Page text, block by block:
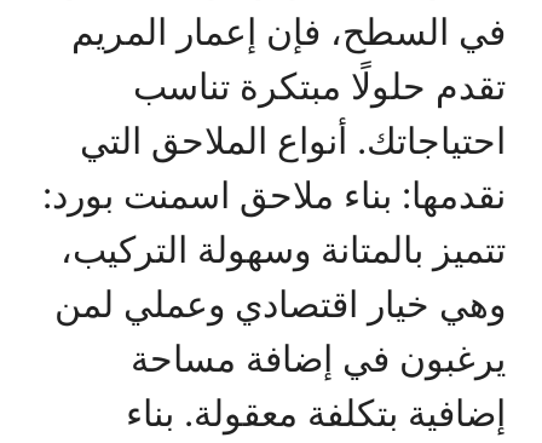
في السطح، فإن إعمار المريم
تقدم حلولًا مبتكرة تناسب
احتياجاتك. أنواع الملاحق التي
نقدمها: بناء ملاحق اسمنت بورد:
تتميز بالمتانة وسهولة التركيب،
وهي خيار اقتصادي وعملي لمن
يرغبون في إضافة مساحة
إضافية بتكلفة معقولة. بناء